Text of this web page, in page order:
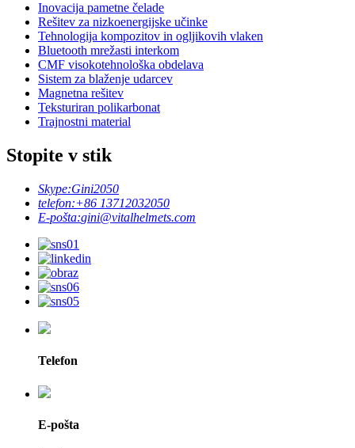
Inovacija pametne čelade
Rešitev za nizkoenergijske učinke
Tehnologija kompozitov in ogljikovih vlaken
Bluetooth mrežasti interkom
CMF visokotehnološka obdelava
Sistem za blaženje udarcev
Magnetna rešitev
Teksturiran polikarbonat
Trajnostni material
Stopite v stik
Skype:Gini2050
telefon:+86 13712032050
E-pošta:gini@vitalhelmets.com
Telefon
E-pošta